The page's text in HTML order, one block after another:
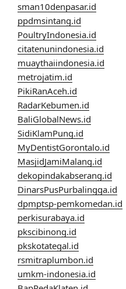
sman10denpasar.id
ppdmsintang.id
PoultryIndonesia.id
citatenunindonesia.id
muaythaiindonesia.id
metrojatim.id
PikiRanAceh.id
RadarKebumen.id
BaliGlobalNews.id
SidiKlamPung.id
MyDentistGorontalo.id
MasjidJamiMalang.id
dekopindakabserang.id
DinarsPusPurbalingga.id
dpmptsp-pemkomedan.id
perkisurabaya.id
pkscibinong.id
pkskotategal.id
rsmitraplumbon.id
umkm-indonesia.id